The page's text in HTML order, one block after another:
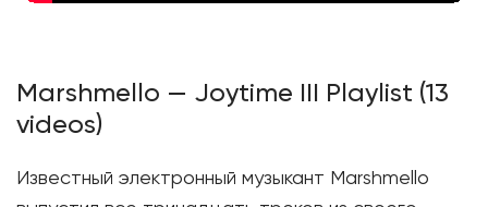
Marshmello — Joytime III Playlist (13
videos)
Известный электронный музыкант Marshmello